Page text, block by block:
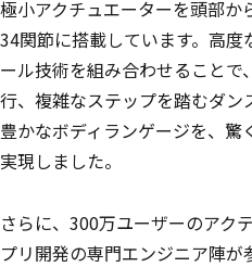
極小アクチュエーターを頭部
34関節に搭載しています。高
ール技術を組み合わせること
行、複雑なステップを踏むダ
豊かなボディランゲージを、
実現しました。
さらに、300万ユーザーのアク
プリ開発の専門エンジニア陣